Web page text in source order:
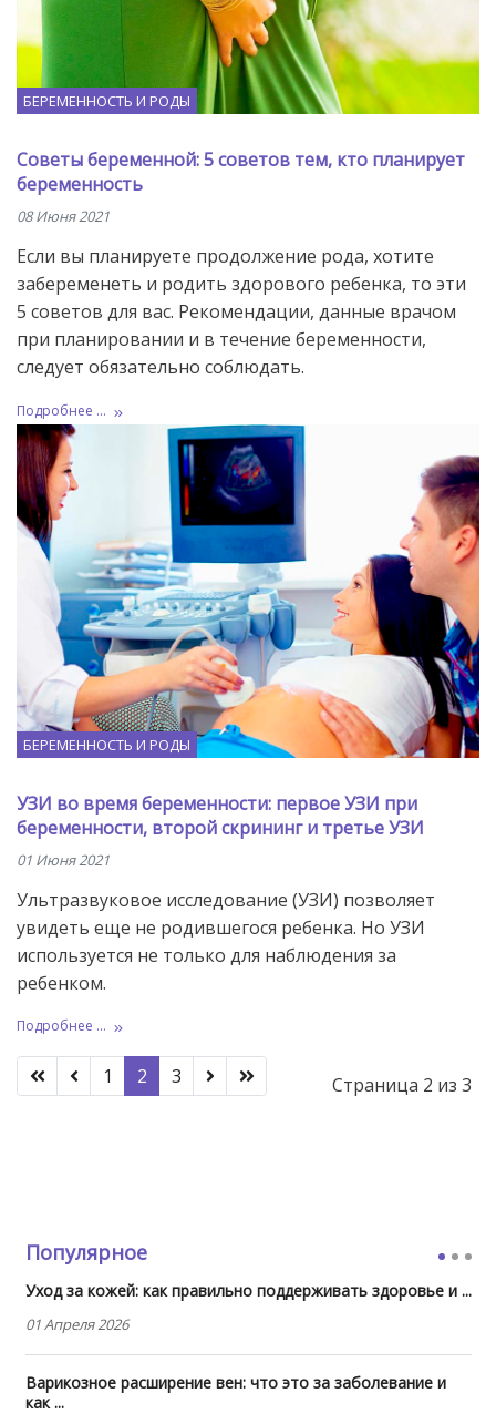
БЕРЕМЕННОСТЬ И РОДЫ
Советы беременной: 5 советов тем, кто планирует
беременность
08 Июня 2021
Если вы планируете продолжение рода, хотите
забеременеть и родить здорового ребенка, то эти
5 советов для вас. Рекомендации, данные врачом
при планировании и в течение беременности,
следует обязательно соблюдать.
Подробнее ...
БЕРЕМЕННОСТЬ И РОДЫ
УЗИ во время беременности: первое УЗИ при
беременности, второй скрининг и третье УЗИ
01 Июня 2021
Ультразвуковое исследование (УЗИ) позволяет
увидеть еще не родившегося ребенка. Но УЗИ
используется не только для наблюдения за
ребенком.
Подробнее ...
Страница 2 из 3
1 2 3
Популярное
Уход за кожей: как правильно поддерживать здоровье и ...
01 Апреля 2026
Варикозное расширение вен: что это за заболевание и
как ...